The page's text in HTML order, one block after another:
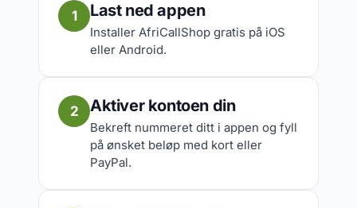
1 Last ned appen
Installer AfriCallShop gratis på iOS
eller Android.
2 Aktiver kontoen din
Bekreft nummeret ditt i appen og fyll
på ønsket beløp med kort eller
PayPal.